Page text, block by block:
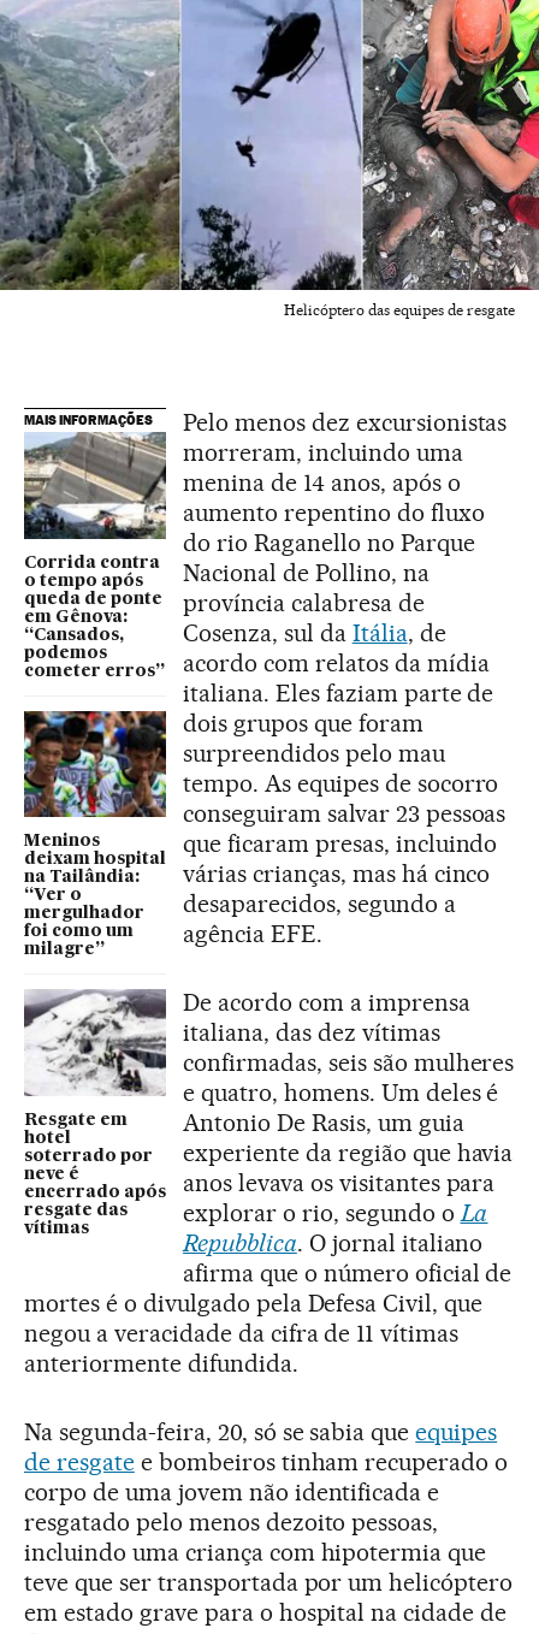
Helicóptero das equipes de resgate
MAIS INFORMAÇÕES
Corrida contra
o tempo após
queda de ponte
em Gênova:
“Cansados,
podemos
cometer erros”
Meninos
deixam hospital
na Tailândia:
“Ver o
mergulhador
foi como um
milagre”
Resgate em
hotel
soterrado por
neve é
encerrado após
resgate das
vítimas
Pelo menos dez excursionistas
morreram, incluindo uma
menina de 14 anos, após o
aumento repentino do fluxo
do rio Raganello no Parque
Nacional de Pollino, na
província calabresa de
Cosenza, sul da Itália, de
acordo com relatos da mídia
italiana. Eles faziam parte de
dois grupos que foram
surpreendidos pelo mau
tempo. As equipes de socorro
conseguiram salvar 23 pessoas
que ficaram presas, incluindo
várias crianças, mas há cinco
desaparecidos, segundo a
agência EFE.
De acordo com a imprensa
italiana, das dez vítimas
confirmadas, seis são mulheres
e quatro, homens. Um deles é
Antonio De Rasis, um guia
experiente da região que havia
anos levava os visitantes para
explorar o rio, segundo oLa
Repubblica. O jornal italiano
afirma que o número oficial de
mortes é o divulgado pela Defesa Civil, que
negou a veracidade da cifra de 11 vítimas
anteriormente difundida.
Na segunda-feira, 20, só se sabia queequipes
de resgatee bombeiros tinham recuperado o
corpo de uma jovem não identificada e
resgatado pelo menos dezoito pessoas,
incluindo uma criança com hipotermia que
teve que ser transportada por um helicóptero
em estado grave para o hospital na cidade de